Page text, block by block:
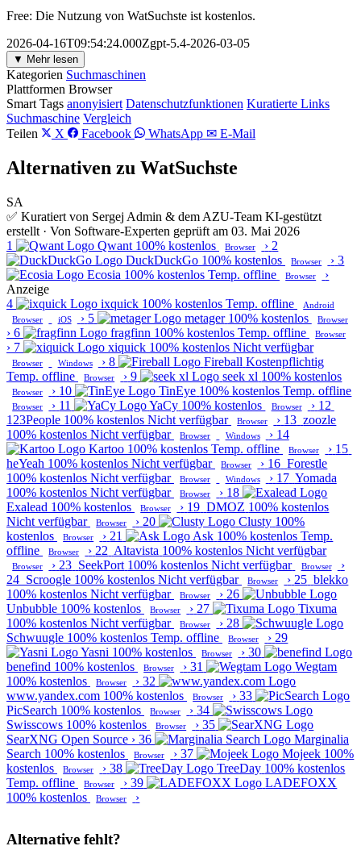
Free: Die Nutzung von WatSuchste ist kostenlos.
2026-04-16T09:54:24.000Zgpt-5.4-2026-03-05
▼ Mehr lesen
Kategorien Suchmaschinen
Plattformen Browser
Smart Tags anonyisiert Datenschutzfunktionen Kuratierte Links
Suchmaschine Vergleich
Teilen
X Facebook WhatsApp ✉ E-Mail
Alternativen zu WatSuchste
SA
✅ Kuratiert von Sergej Admin & dem AZU-Team KI-gestützt
erstellt · Von Software-Experten geprüft am 03. Mai 2026
1
Qwant 100% kostenlos Browser › 2
DuckDuckGo 100% kostenlos Browser › 3
Ecosia 100% kostenlos Temp. offline Browser
›
Anzeige
4
ixquick 100% kostenlos Temp. offline
Android
Browser
iOS › 5 metager 100% kostenlos Browser
› 6 fragfinn 100% kostenlos Temp. offline Browser
› 7 xiquick 100% kostenlos Nicht verfügbar
Browser Windows › 8 Fireball Kostenpflichtig
Temp. offline
Browser › 9 seek xl 100% kostenlos
Browser › 10 TinEye 100% kostenlosTemp. offline
Browser › 11 YaCy 100% kostenlos Browser › 12
123People 100% kostenlos Nicht verfügbar Browser › 13 zoozle
100% kostenlos Nicht verfügbar Browser Windows › 14
Kartoo 100% kostenlos Temp. offline Browser › 15
heYeah 100% kostenlos Nicht verfügbar Browser › 16 Forestle
100% kostenlos Nicht verfügbar Browser Windows › 17 Yomada
100% kostenlos Nicht verfügbar Browser › 18
Exalead 100% kostenlos Browser › 19 DMOZ 100% kostenlos
Nicht verfügbar
Browser › 20 Clusty 100%
kostenlos
Browser › 21 Ask 100% kostenlosTemp.
offline
Browser › 22 Altavista 100% kostenlosNicht verfügbar
Browser › 23 SeekPort 100% kostenlosNicht verfügbar Browser
›
24 Scroogle 100% kostenlos Nicht verfügbar Browser › 25 blekko
100% kostenlos Nicht verfügbar Browser › 26
Unbubble 100% kostenlos Browser › 27
Tixuma
100% kostenlos Nicht verfügbar Browser › 28
Schwuugle 100% kostenlos Temp. offline Browser › 29
Yasni 100% kostenlos Browser › 30
benefind 100% kostenlos Browser › 31
Wegtam
100% kostenlos
Browser › 32
www.yandex.com 100% kostenlos Browser › 33
PicSearch 100% kostenlos Browser › 34
Swisscows 100% kostenlos Browser › 35
SearXNG Open Source › 36
Marginalia
Search 100% kostenlos Browser › 37 Mojeek 100%
kostenlos
Browser › 38 TreeDay 100% kostenlos
Temp. offline
Browser › 39
LADEFOXX
100% kostenlos
Browser ›
Alternative fehlt?